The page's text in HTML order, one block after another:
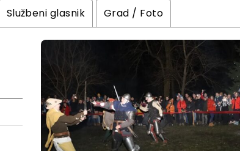
Službeni glasnik Grad / Foto